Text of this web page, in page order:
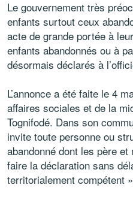
Le gouvernement très
enfants surtout ceux
acte de grande portée à
enfants abandonnés ou à
désormais déclarés à
L’annonce a été faite le 4
affaires sociales et de la
Tognifodé. Dans son
invite toute personne ou
abandonné dont les père
faire la déclaration sans
territorialement compétent